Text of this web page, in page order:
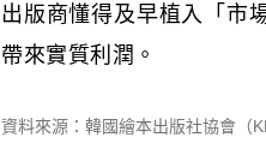
出版商懂得及早植入「市
帶來實質利潤。
資料來源：韓國繪本出版社協會（